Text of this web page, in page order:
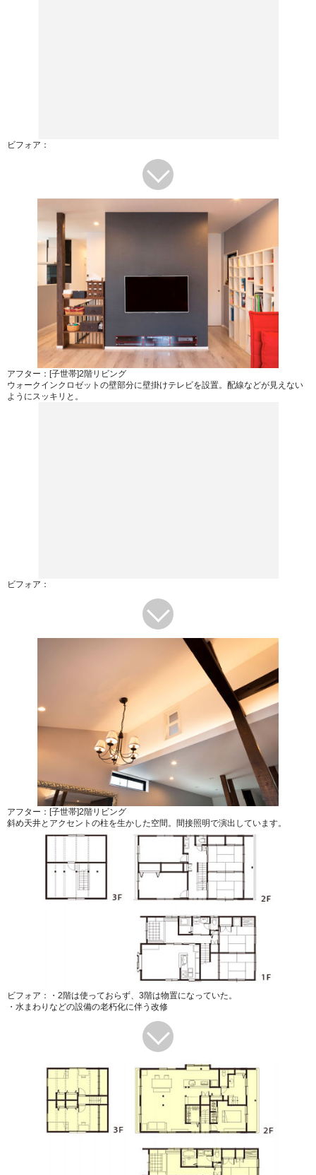
ビフォア：
アフター：[子世帯]2階リビング
ウォークインクロゼットの壁部分に壁掛けテレビを設置。配線などが見えない
ようにスッキリと。
ビフォア：
アフター：[子世帯]2階リビング
斜め天井とアクセントの柱を生かした空間。間接照明で演出しています。
ビフォア：・2階は使っておらず、3階は物置になっていた。
・水まわりなどの設備の老朽化に伴う改修